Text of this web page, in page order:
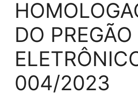
DO PREGÃO
004/2023